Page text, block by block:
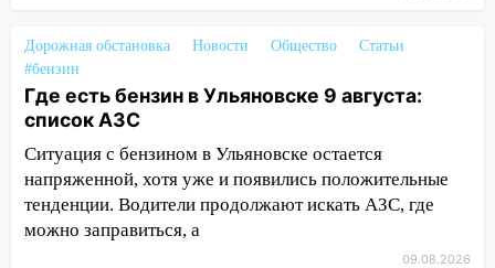
16:34 Из-за мощной непогоды в
Ульяновске отменили фестиваль «Наше
время»
Мелекесский район первым в
Ульяновской области намолотил более
100 тысяч тонн зерна
15:17
В колледжи и техникумы
Ульяновской области подали более 10
Дорожная обстановка Новости Общество
Статьи
#бензин
Где есть бензин в Ульяновске 9 августа:
список АЗС
Ситуация с бензином в Ульяновске остается
напряженной, хотя уже и появились положительные
тенденции. Водители продолжают искать АЗС, где
можно заправиться, а
09.08.2026